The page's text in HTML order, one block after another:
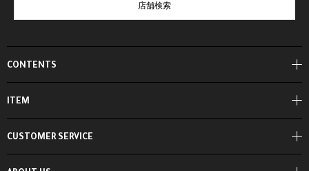
CONTENTS
ITEM
店舗検索
CUSTOMER SERVICE